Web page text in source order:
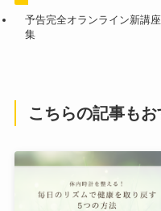
予告完全オランライン新講
集
こちらの記事もお